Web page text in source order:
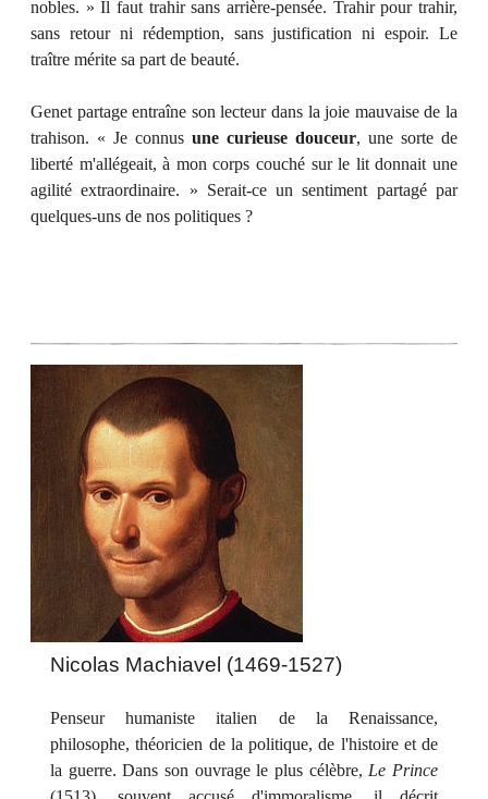
nobles. » Il faut trahir sans arrière-pensée. Trahir pour trahir,
sans retour ni rédemption, sans justification ni espoir. Le
traître mérite sa part de beauté.
Genet partage entraîne son lecteur dans la joie mauvaise de la
trahison. « Je connus une curieuse douceur, une sorte de
liberté m'allégeait, à mon corps couché sur le lit donnait une
agilité extraordinaire. » Serait-ce un sentiment partagé par
quelques-uns de nos politiques ?
Nicolas Machiavel (1469-1527)
Penseur humaniste italien de la Renaissance,
philosophe, théoricien de la politique, de l'histoire et de
la guerre. Dans son ouvrage le plus célèbre, Le Prince